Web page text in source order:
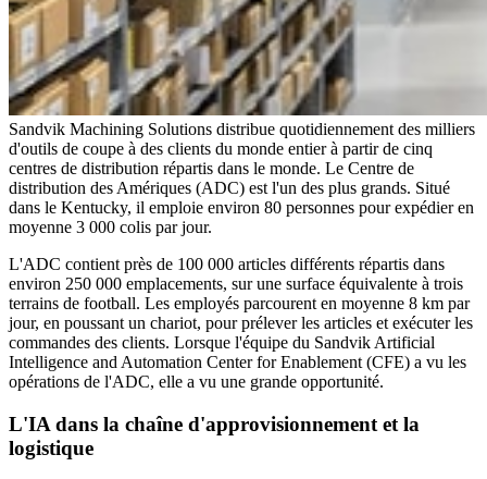
Sandvik Machining Solutions distribue quotidiennement des milliers
d'outils de coupe à des clients du monde entier à partir de cinq
centres de distribution répartis dans le monde. Le Centre de
distribution des Amériques (ADC) est l'un des plus grands. Situé
dans le Kentucky, il emploie environ 80 personnes pour expédier en
moyenne 3 000 colis par jour.
L'ADC contient près de 100 000 articles différents répartis dans
environ 250 000 emplacements, sur une surface équivalente à trois
terrains de football. Les employés parcourent en moyenne 8 km par
jour, en poussant un chariot, pour prélever les articles et exécuter les
commandes des clients. Lorsque l'équipe du Sandvik Artificial
Intelligence and Automation Center for Enablement (CFE) a vu les
opérations de l'ADC, elle a vu une grande opportunité.
L'IA dans la chaîne d'approvisionnement et la
logistique